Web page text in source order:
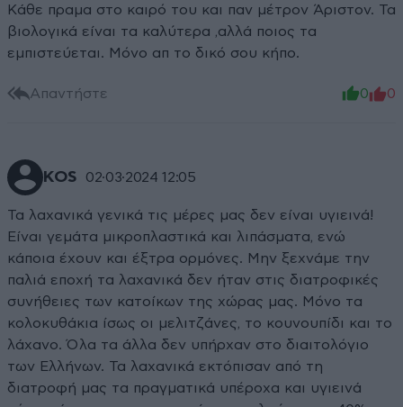
Κάθε πραμα στο καιρό του και παν μέτρον Άριστον. Τα
βιολογικά είναι τα καλύτερα ,αλλά ποιος τα
εμπιστεύεται. Μόνο απ το δικό σου κήπο.
Απαντήστε 0 0
KOS 02·03·2024 12:05
Τα λαχανικά γενικά τις μέρες μας δεν είναι υγιεινά!
Είναι γεμάτα μικροπλαστικά και λιπάσματα, ενώ
κάποια έχουν και έξτρα ορμόνες. Μην ξεχνάμε την
παλιά εποχή τα λαχανικά δεν ήταν στις διατροφικές
συνήθειες των κατοίκων της χώρας μας. Μόνο τα
κολοκυθάκια ίσως οι μελιτζάνες, το κουνουπίδι και το
λάχανο. Όλα τα άλλα δεν υπήρχαν στο διαιτολόγιο
των Ελλήνων. Τα λαχανικά εκτόπισαν από τη
διατροφή μας τα πραγματικά υπέροχα και υγιεινά